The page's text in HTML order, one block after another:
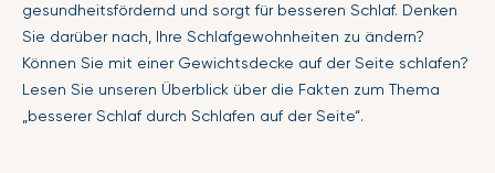
gesundheitsfördernd und sorgt für besseren Schlaf. Denken
Sie darüber nach, Ihre Schlafgewohnheiten zu ändern?
Können Sie mit einer Gewichtsdecke auf der Seite schlafen?
Lesen Sie unseren Überblick über die Fakten zum Thema
„besserer Schlaf durch Schlafen auf der Seite“.